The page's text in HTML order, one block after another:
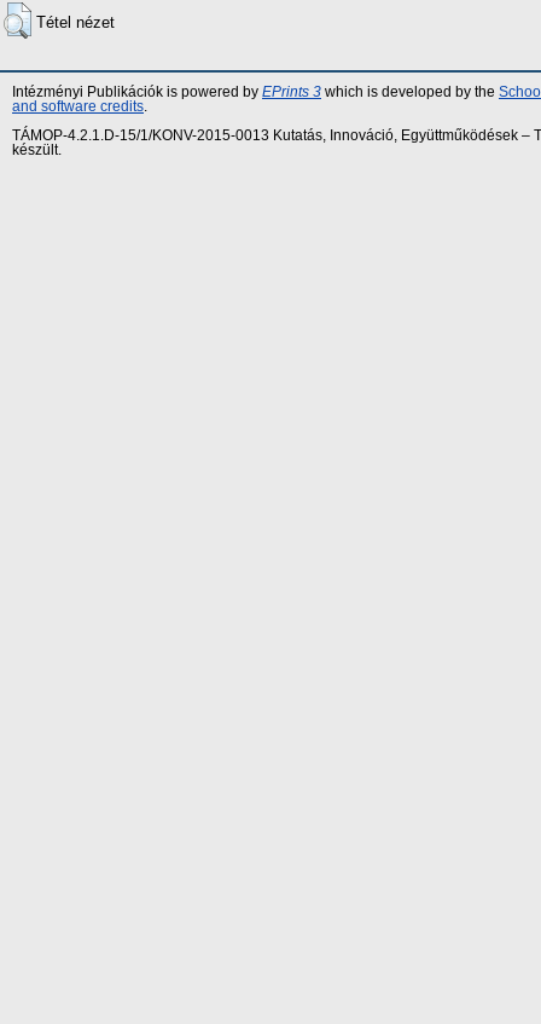
Tétel nézet
Intézményi Publikációk is powered by EPrints 3 which is developed by the
and software credits
TÁMOP-4.2.1.D-15/1/KONV-2015-0013 Kutatás, Innováció, Együttműködések
készült.